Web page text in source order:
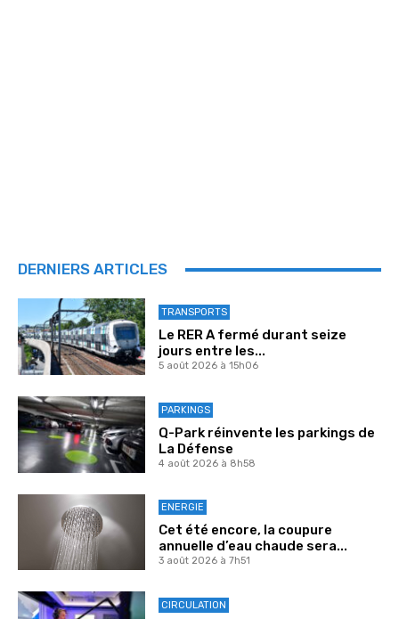
DERNIERS ARTICLES
TRANSPORTS
Le RER A fermé durant seize
jours entre les...
5 août 2026 à 15h06
PARKINGS
Q-Park réinvente les parkings de
La Défense
4 août 2026 à 8h58
ENERGIE
Cet été encore, la coupure
annuelle d’eau chaude sera...
3 août 2026 à 7h51
CIRCULATION